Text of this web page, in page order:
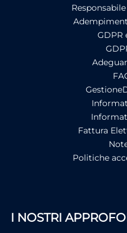
GDPR
Fattura
Politiche
I NOSTRI